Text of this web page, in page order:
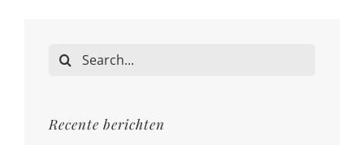
Search
Recente berichten